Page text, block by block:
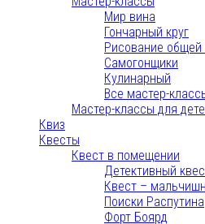
Мир вина
Гончарный круг
Рисование общей
Самогонщики
Кулинарный
Все мастер-
Мастер-классы для
Квиз
Квесты
Квест в помещении
Детективный
Квест –
Поиски Распутина
Форт Боярд